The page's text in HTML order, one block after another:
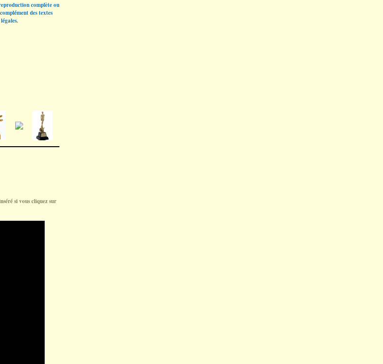
complète ou
des textes
si vous cliquez sur